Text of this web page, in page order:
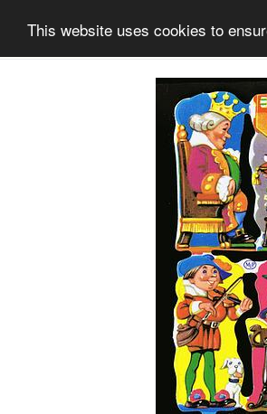
This website uses cookies to
Informatie Collectie